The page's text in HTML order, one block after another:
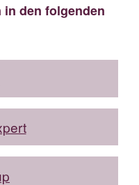
den folgenden